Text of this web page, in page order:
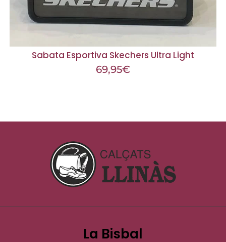
Sabata Esportiva Skechers Ultra Light
69,95€
La Bisbal